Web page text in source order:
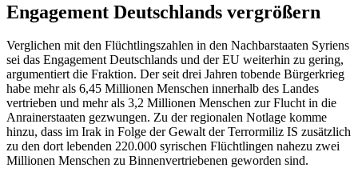
Engagement Deutschlands vergrößern
Verglichen mit den Flüchtlingszahlen in den Nachbarstaaten Syriens
sei das EngagementDeutschlands und der EU weiterhin zu gering,
argumentiert die Fraktion. Der seit drei Jahren tobende Bürgerkrieg
habe mehr als 6,45 Millionen Menschen innerhalb des Landes
vertrieben und mehr als 3,2 Millionen Menschen zur Flucht in die
Anrainerstaaten gezwungen. Zu der regionalen Notlage komme
hinzu, dass im Irak in Folge der Gewalt der Terrormiliz IS zusätzlich
zu den dort lebenden 220.000 syrischen Flüchtlingen nahezu zwei
Millionen Menschen zu Binnenvertriebenen geworden sind.